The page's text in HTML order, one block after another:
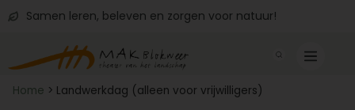
Samen leren, beleven en zorgen voor natuur!
Home > Landwerkdag (alleen voor vrijwilligers)